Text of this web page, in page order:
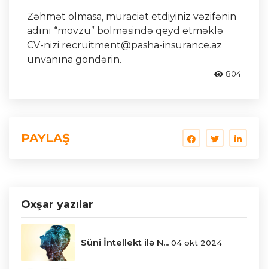
Zəhmət olmasa, müraciət etdiyiniz vəzifənin
adını “mövzu” bölməsində qeyd etməklə
CV-nizi recruitment@pasha-insurance.az
ünvanına göndərin.
804
PAYLAŞ
Oxşar yazılar
Süni İntellekt ilə N... 04 okt 2024